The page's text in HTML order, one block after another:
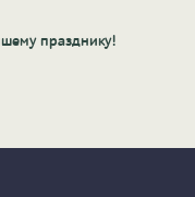
празднику!